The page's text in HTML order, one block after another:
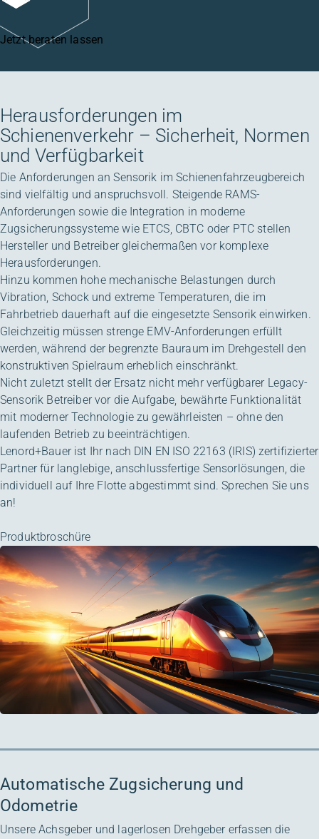
Jetzt beraten lassen
Herausforderungen im
Schienenverkehr – Sicherheit, Normen
und Verfügbarkeit
Die Anforderungen an Sensorik im Schienenfahrzeugbereich
sind vielfältig und anspruchsvoll. Steigende RAMS-
Anforderungen sowie die Integration in moderne
Zugsicherungssysteme wie ETCS, CBTC oder PTC stellen
Hersteller und Betreiber gleichermaßen vor komplexe
Herausforderungen.
Hinzu kommen hohe mechanische Belastungen durch
Vibration, Schock und extreme Temperaturen, die im
Fahrbetrieb dauerhaft auf die eingesetzte Sensorik einwirken.
Gleichzeitig müssen strenge EMV-Anforderungen erfüllt
werden, während der begrenzte Bauraum im Drehgestell den
konstruktiven Spielraum erheblich einschränkt.
Nicht zuletzt stellt der Ersatz nicht mehr verfügbarer Legacy-
Sensorik Betreiber vor die Aufgabe, bewährte Funktionalität
mit moderner Technologie zu gewährleisten – ohne den
laufenden Betrieb zu beeinträchtigen.
Lenord+Bauer ist Ihr nach DIN EN ISO 22163 (IRIS) zertifizierter
Partner für langlebige, anschlussfertige Sensorlösungen, die
individuell auf Ihre Flotte abgestimmt sind. Sprechen Sie uns
an!
Produktbroschüre
Automatische Zugsicherung und
Odometrie
Unsere Achsgeber und lagerlosen Drehgeber erfassen die